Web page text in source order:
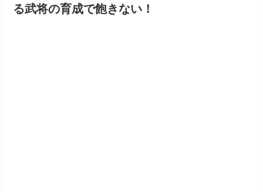
る武将の育成で飽きない！